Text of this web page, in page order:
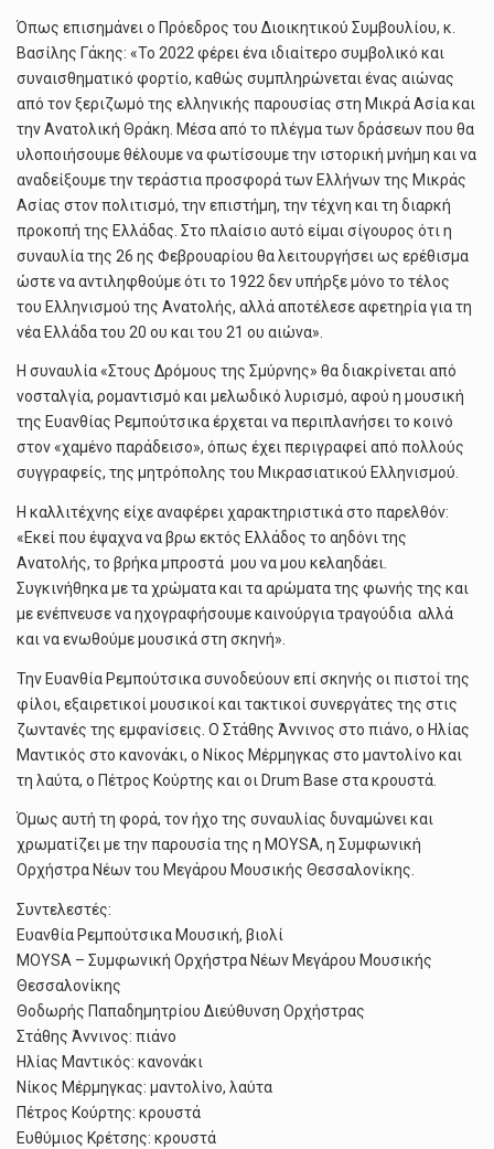
Όπως επισημάνει ο Πρόεδρος του Διοικητικού Συμβουλίου, κ.
Βασίλης Γάκης: «Το 2022 φέρει ένα ιδιαίτερο συμβολικό και
συναισθηματικό φορτίο, καθώς συμπληρώνεται ένας αιώνας
από τον ξεριζωμό της ελληνικής παρουσίας στη Μικρά Ασία και
την Ανατολική Θράκη. Μέσα από το πλέγμα των δράσεων που θα
υλοποιήσουμε θέλουμε να φωτίσουμε την ιστορική μνήμη και να
αναδείξουμε την τεράστια προσφορά των Ελλήνων της Μικράς
Ασίας στον πολιτισμό, την επιστήμη, την τέχνη και τη διαρκή
προκοπή της Ελλάδας. Στο πλαίσιο αυτό είμαι σίγουρος ότι η
συναυλία της 26 ης Φεβρουαρίου θα λειτουργήσει ως ερέθισμα
ώστε να αντιληφθούμε ότι το 1922 δεν υπήρξε μόνο το τέλος
του Ελληνισμού της Ανατολής, αλλά αποτέλεσε αφετηρία για τη
νέα Ελλάδα του 20 ου και του 21 ου αιώνα».
Η συναυλία «Στους Δρόμους της Σμύρνης» θα διακρίνεται από
νοσταλγία, ρομαντισμό και μελωδικό λυρισμό, αφού η μουσική
της Ευανθίας Ρεμπούτσικα έρχεται να περιπλανήσει το κοινό
στον «χαμένο παράδεισο», όπως έχει περιγραφεί από πολλούς
συγγραφείς, της μητρόπολης του Μικρασιατικού Ελληνισμού.
Η καλλιτέχνης είχε αναφέρει χαρακτηριστικά στο παρελθόν:
«Εκεί που έψαχνα να βρω εκτός Ελλάδος το αηδόνι της
Ανατολής, το βρήκα μπροστά μου να μου κελαηδάει.
Συγκινήθηκα με τα χρώματα και τα αρώματα της φωνής της και
με ενέπνευσε να ηχογραφήσουμε καινούργια τραγούδια αλλά
και να ενωθούμε μουσικά στη σκηνή».
Την Ευανθία Ρεμπούτσικα συνοδεύουν επί σκηνής οι πιστοί της
φίλοι, εξαιρετικοί μουσικοί και τακτικοί συνεργάτες της στις
ζωντανές της εμφανίσεις. Ο Στάθης Άννινος στο πιάνο, ο Ηλίας
Μαντικός στο κανονάκι, ο Νίκος Μέρμηγκας στο μαντολίνο και
τη λαύτα, ο Πέτρος Κούρτης και οι Drum Base στα κρουστά.
Όμως αυτή τη φορά, τον ήχο της συναυλίας δυναμώνει και
χρωματίζει με την παρουσία της η MOYSA, η Συμφωνική
Ορχήστρα Νέων του Μεγάρου Μουσικής Θεσσαλονίκης.
Συντελεστές:
Ευανθία Ρεμπούτσικα Μουσική, βιολί
MOYSA – Συμφωνική Ορχήστρα Νέων Μεγάρου Μουσικής
Θεσσαλονίκης
Θοδωρής Παπαδημητρίου Διεύθυνση Ορχήστρας
Στάθης Άννινος: πιάνο
Ηλίας Μαντικός: κανονάκι
Νίκος Μέρμηγκας: μαντολίνο, λαύτα
Πέτρος Κούρτης: κρουστά
Ευθύμιος Κρέτσης: κρουστά